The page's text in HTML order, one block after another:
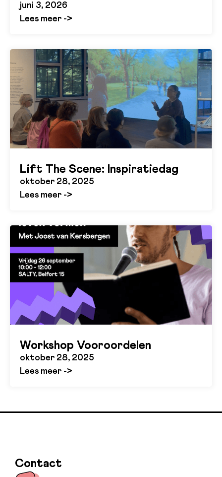
juni 3, 2026
Lees meer ->
Lift The Scene: Inspiratiedag
oktober 28, 2025
Lees meer ->
Workshop Vooroordelen
oktober 28, 2025
Lees meer ->
Contact